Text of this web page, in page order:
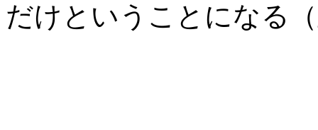
だけということになる